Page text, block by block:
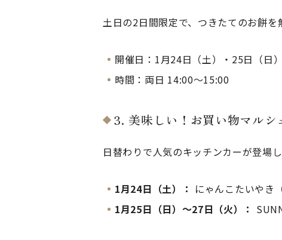
土日の2日間限定で、つきたてのお餅を
開催日：1月24日（土）・25日（日）
時間：両日 14:00～15:00
3. 美味しい！お買い物マルシ
日替わりで人気のキッチンカーが登場し
1月24日（土）： にゃんこたいやき
1月25日（日）～27日（火）：